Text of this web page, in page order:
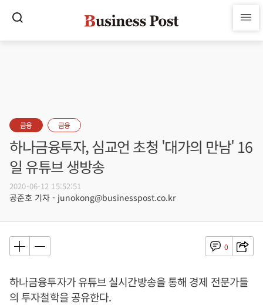
금융 금융
하나금융투자, 심교언 초청 '대가의 만남' 16
일 유튜브 생방송
2020-06-12 15:52:51
공준호 기자 - junokong@businesspost.co.kr
0
하나금융투자가 유튜브 실시간방송을 통해 경제 전문가들
의 투자철학을 공유한다.